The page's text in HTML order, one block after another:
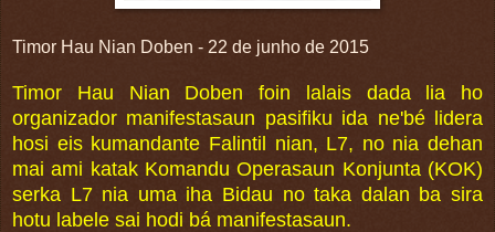
Timor Hau Nian Doben - 22 de junho de 2015
Timor Hau Nian Doben foin lalais dada lia ho
organizador manifestasaun pasifiku ida ne'bé lidera
hosi eis kumandante Falintil nian, L7, no nia dehan
mai ami katak Komandu Operasaun Konjunta (KOK)
serka L7 nia uma iha Bidau no taka dalan ba sira
hotu labele sai hodi bá manifestasaun.